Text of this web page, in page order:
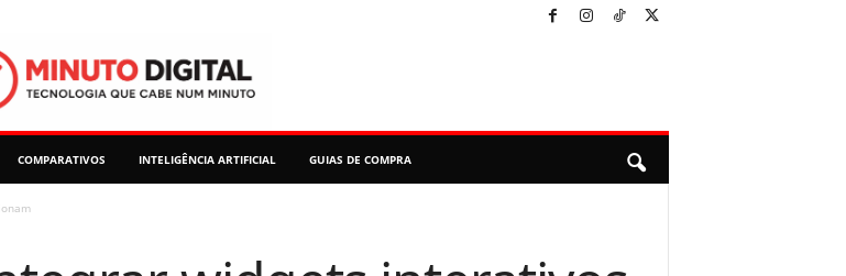
COMPARATIVOS INTELIGÊNCIA ARTIFICIAL GUIAS DE COMPRA